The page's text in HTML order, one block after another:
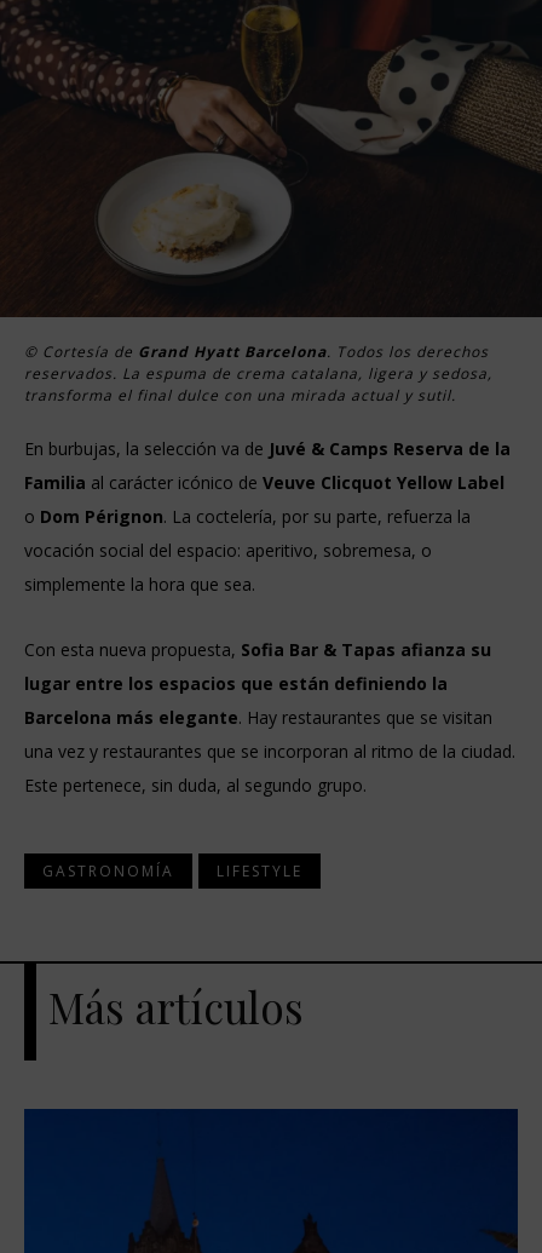
© Cortesía de Grand Hyatt Barcelona. Todos los derechos
reservados. La espuma de crema catalana, ligera y sedosa,
transforma el final dulce con una mirada actual y sutil.
En burbujas, la selección va de Juvé & Camps Reserva de la
Familia al carácter icónico de Veuve Clicquot Yellow Label
o Dom Pérignon. La coctelería, por su parte, refuerza la
vocación social del espacio: aperitivo, sobremesa, o
simplemente la hora que sea.
Con esta nueva propuesta, Sofia Bar & Tapas afianza su
lugar entre los espacios que están definiendo la
Barcelona más elegante. Hay restaurantes que se visitan
una vez y restaurantes que se incorporan al ritmo de la ciudad.
Este pertenece, sin duda, al segundo grupo.
GASTRONOMÍA LIFESTYLE
Más artículos